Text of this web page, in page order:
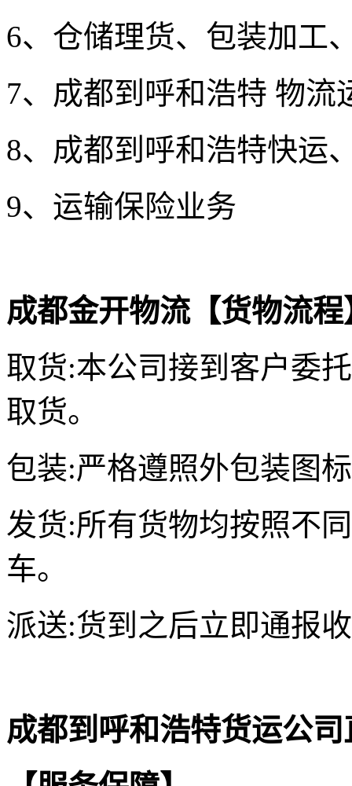
6、仓储理货、包装加工
7、成都到呼和浩特 物流
8、成都到呼和浩特快运
9、运输保险业务
成都金开物流【货物流程
取货:本公司接到客户委
取货。
包装:严格遵照外包装图
发货:所有货物均按照不
车。
派送:货到之后立即通报
成都到呼和浩特货运公